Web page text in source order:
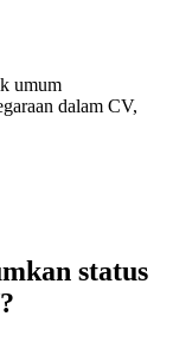
umum
dalam CV,
status